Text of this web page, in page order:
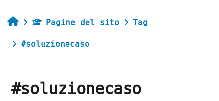
HomePagine del sito
Tag
#soluzionecaso
#soluzionecaso